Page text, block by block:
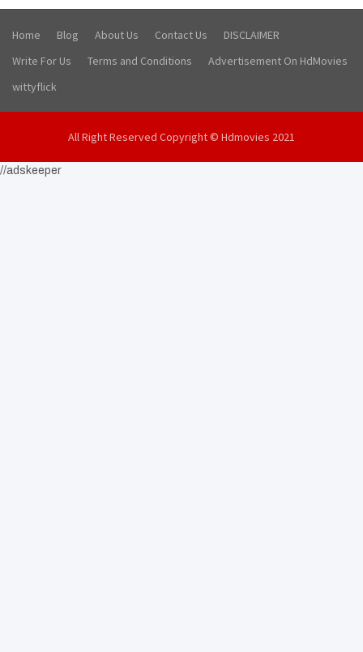
Home Blog About Us Contact Us
DISCLAIMER
Write For Us
Terms and Conditions
Advertisement On HdMovies
wittyflick
All Right Reserved Copyright © Hdmovies 2021
//adskeeper